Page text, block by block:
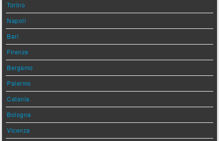
Torino
Napoli
Bari
Firenze
Bergamo
Palermo
Catania
Bologna
Vicenza